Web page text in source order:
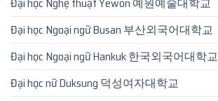
Đại học Ngoại ngữ Busan 부산외국어대학교
Đại học Ngoại ngữ Hankuk 한국외국어대학교
Đại học nữ Duksung 덕성여자대학교